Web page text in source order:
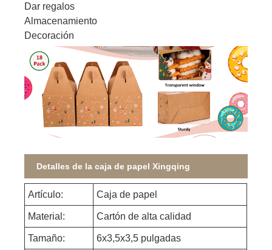
Dar regalos
Almacenamiento
Decoración
Detalles de la caja de papel Xingqing
Artículo: Caja de papel
Material: Cartón de alta calidad
Tamaño: 6x3,5x3,5 pulgadas